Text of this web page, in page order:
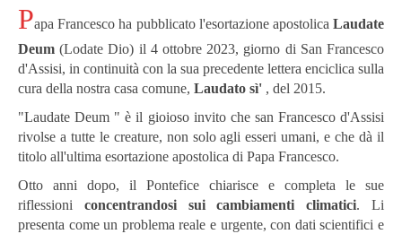
Papa Francesco ha pubblicato l'esortazione apostolica Laudate
Deum (Lodate Dio) il 4 ottobre 2023, giorno di San Francesco
d'Assisi, in continuità con la sua precedente lettera enciclica sulla
cura della nostra casa comune, Laudato sì' , del 2015.
"Laudate Deum " è il gioioso invito che san Francesco d'Assisi
rivolse a tutte le creature, non solo agli esseri umani, e che dà il
titolo all'ultima esortazione apostolica di Papa Francesco.
Otto anni dopo, il Pontefice chiarisce e completa le sue
riflessioni concentrandosi sui cambiamenti climatici. Li
presenta come un problema reale e urgente, con dati scientifici e